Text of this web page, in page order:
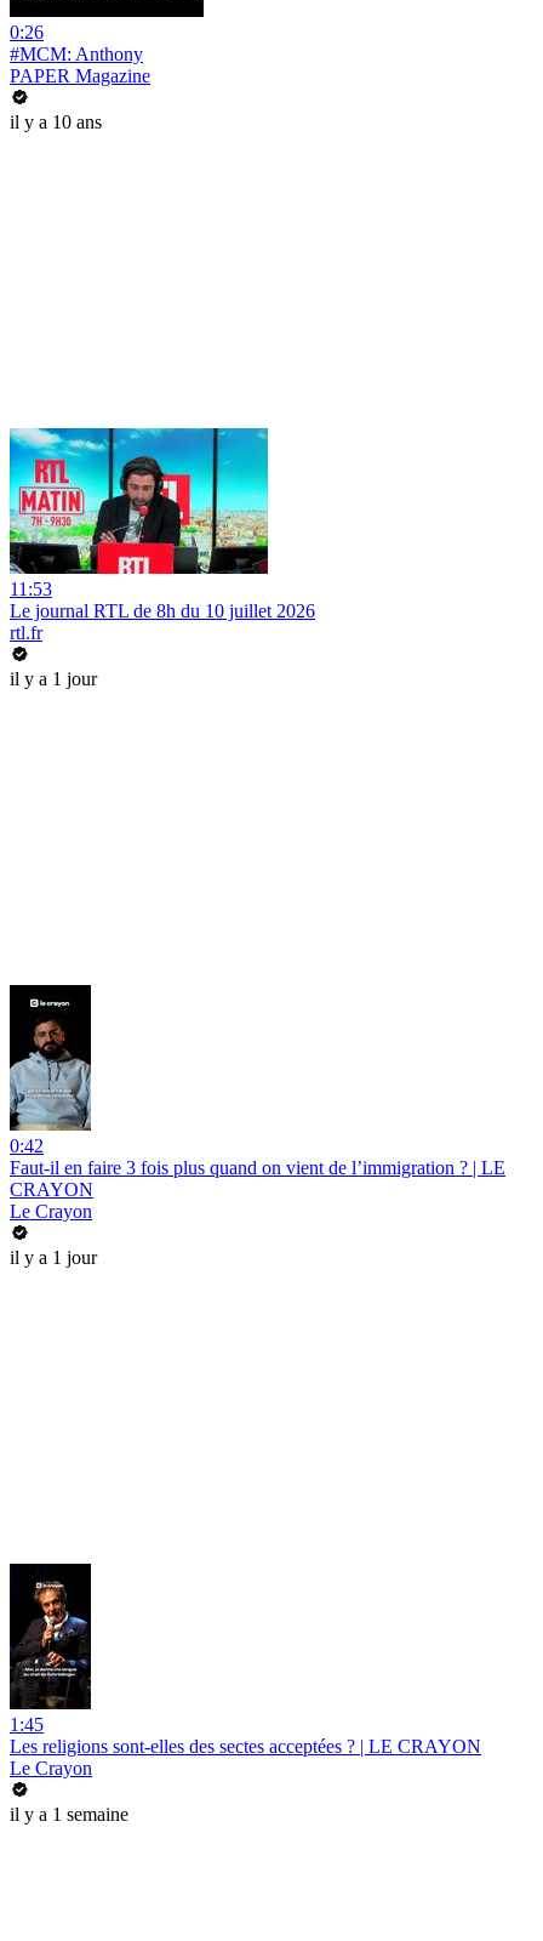
0:26
#MCM: Anthony
PAPER Magazine
il y a 10 ans
11:53
Le journal RTL de 8h du 10 juillet 2026
rtl.fr
il y a 1 jour
0:42
Faut-il en faire 3 fois plus quand on vient de l’immigration ? | LE
CRAYON
Le Crayon
il y a 1 jour
1:45
Les religions sont-elles des sectes acceptées ? | LE CRAYON
Le Crayon
il y a 1 semaine